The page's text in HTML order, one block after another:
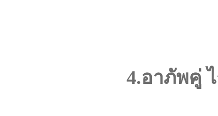
4.อาภัพคู่